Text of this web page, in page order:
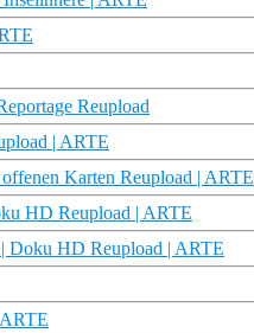
Reupload
| ARTE
Karten Reupload | ARTE
HD Reupload | ARTE
Doku HD Reupload | ARTE